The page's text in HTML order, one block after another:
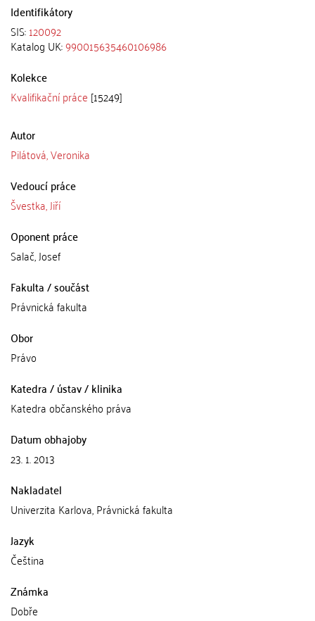
Identifikátory
SIS:120092
Katalog UK:990015635460106986
Kolekce
Kvalifikační práce [15249]
Autor
Pilátová, Veronika
Vedoucí práce
Švestka, Jiří
Oponent práce
Salač, Josef
Fakulta / součást
Právnická fakulta
Obor
Právo
Katedra / ústav / klinika
Katedra občanského práva
Datum obhajoby
23. 1. 2013
Nakladatel
Univerzita Karlova, Právnická fakulta
Jazyk
Čeština
Známka
Dobře